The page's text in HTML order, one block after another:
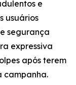
e
usuários
segurança
expressiva
após terem
campanha.